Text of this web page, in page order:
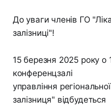
До уваги членів ГО
залізниці"!
15 березня 2025 року о
конференцзалі
управління регіональної
залізниця" відбудеться